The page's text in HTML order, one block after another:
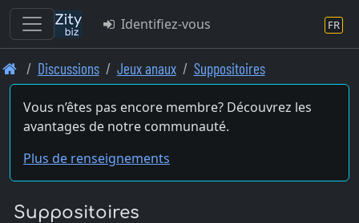
Skip
to
main
content
Identifiez-vous FR
Discussions Jeux anaux Suppositoires
Vous n’êtes pas encore membre? Découvrez les
avantages de notre communauté.
Plus de renseignements
Suppositoires